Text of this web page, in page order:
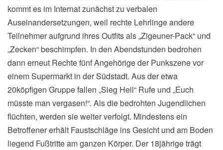
kommt es im Internat zunächst zu verbalen
Auseinandersetzungen, weil rechte Lehrlinge andere
Teilnehmer aufgrund ihres Outfits als „Zigeuner-Pack“ und
„Zecken“ beschimpfen. In den Abendstunden bedrohen
dann erneut Rechte fünf Angehörige der Punkszene vor
einem Supermarkt in der Südstadt. Aus der etwa
20köpfigen Gruppe fallen „Sieg Heil“ Rufe und „Euch
müsste man vergasen!“. Als die bedrohten Jugendlichen
flüchten, werden sie weiter verfolgt. Mindestens ein
Betroffener erhält Faustschläge ins Gesicht und am Boden
liegend Fußtritte am ganzen Körper. Der 18jährige trägt